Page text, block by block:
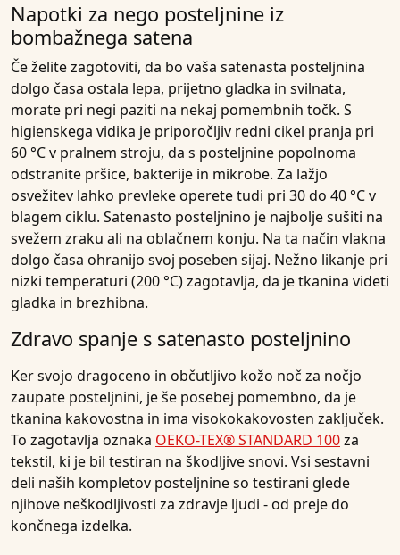
Napotki za nego posteljnine iz
bombažnega satena
Če želite zagotoviti, da bo vaša satenasta posteljnina
dolgo časa ostala lepa, prijetno gladka in svilnata,
morate pri negi paziti na nekaj pomembnih točk. S
higienskega vidika je priporočljiv redni cikel pranja pri
60 °C v pralnem stroju, da s posteljnine popolnoma
odstranite pršice, bakterije in mikrobe. Za lažjo
osvežitev lahko prevleke operete tudi pri 30 do 40 °C v
blagem ciklu. Satenasto posteljnino je najbolje sušiti na
svežem zraku ali na oblačnem konju. Na ta način vlakna
dolgo časa ohranijo svoj poseben sijaj. Nežno likanje pri
nizki temperaturi (200 °C) zagotavlja, da je tkanina videti
gladka in brezhibna.
Zdravo spanje s satenasto posteljnino
Ker svojo dragoceno in občutljivo kožo noč za nočjo
zaupate posteljnini, je še posebej pomembno, da je
tkanina kakovostna in ima visokokakovosten zaključek.
To zagotavlja oznaka OEKO-TEX® STANDARD 100za
tekstil, ki je bil testiran na škodljive snovi. Vsi sestavni
deli naših kompletov posteljnine so testirani glede
njihove neškodljivosti za zdravje ljudi - od preje do
končnega izdelka.